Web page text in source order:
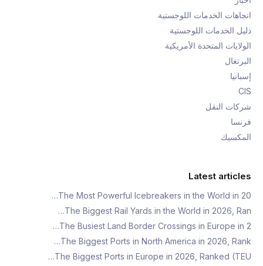
اتجاهات الخدمات اللوجستية
دليل الخدمات اللوجستية
الولايات المتحدة الأمريكية
البرتغال
إسبانيا
CIS
شركات النقل
فرنسا
المكسيك
Latest articles
The Most Powerful Icebreakers in the World in 20…
The Biggest Rail Yards in the World in 2026, Ran…
The Busiest Land Border Crossings in Europe in 2…
The Biggest Ports in North America in 2026, Rank…
The Biggest Ports in Europe in 2026, Ranked (TEU…